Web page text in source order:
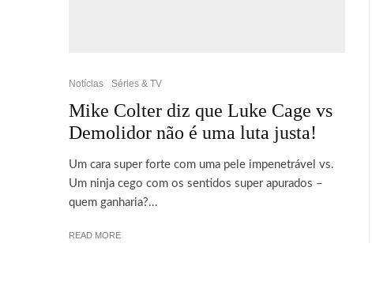
Notícias Séries & TV
Mike Colter diz que Luke Cage vs
Demolidor não é uma luta justa!
Um cara super forte com uma pele impenetrável vs.
Um ninja cego com os sentidos super apurados –
quem ganharia?...
READ MORE
© 2026 Cebola Verde® | Versão 6.0.1 Todos os seus direitos reservados.